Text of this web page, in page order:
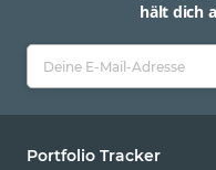
hält dich
Portfolio Tracker